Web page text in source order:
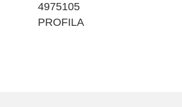
4975105
PROFILA